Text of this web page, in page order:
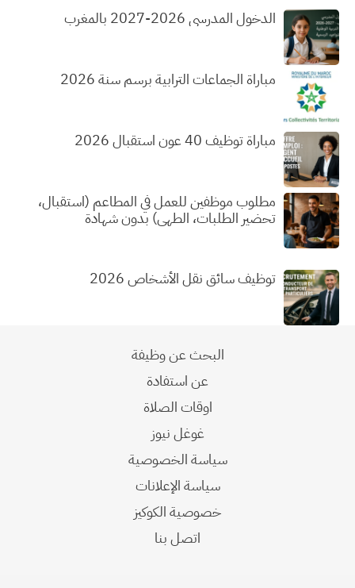
الدخول المدرسي 2026-2027 بالمغرب
مباراة الجماعات الترابية برسم سنة 2026
مباراة توظيف 40 عون استقبال 2026
مطلوب موظفين للعمل في المطاعم (استقبال،
تحضير الطلبات، الطهي) بدون شهادة
توظيف سائق نقل الأشخاص 2026
البحث عن وظيفة
عن استفادة
اوقات الصلاة
غوغل نيوز
سياسة الخصوصية
سياسة الإعلانات
خصوصية الكوكيز
اتصل بنا